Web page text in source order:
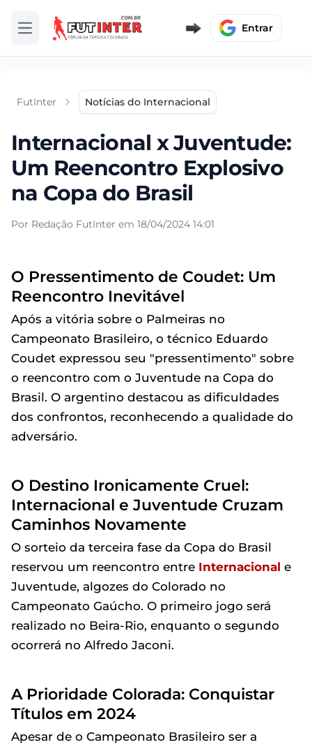
Abrir menu Entrar
FutInter Notícias do Internacional
Internacional x Juventude:
Um Reencontro Explosivo
na Copa do Brasil
Por Redação FutInter em 18/04/2024 14:01
O Pressentimento de Coudet: Um
Reencontro Inevitável
Após a vitória sobre o Palmeiras no
Campeonato Brasileiro, o técnico Eduardo
Coudet expressou seu "pressentimento" sobre
o reencontro com o Juventude na Copa do
Brasil. O argentino destacou as dificuldades
dos confrontos, reconhecendo a qualidade do
adversário.
O Destino Ironicamente Cruel:
Internacional e Juventude Cruzam
Caminhos Novamente
O sorteio da terceira fase da Copa do Brasil
reservou um reencontro entre Internacional e
Juventude, algozes do Colorado no
Campeonato Gaúcho. O primeiro jogo será
realizado no Beira-Rio, enquanto o segundo
ocorrerá no Alfredo Jaconi.
A Prioridade Colorada: Conquistar
Títulos em 2024
Apesar de o Campeonato Brasileiro ser a